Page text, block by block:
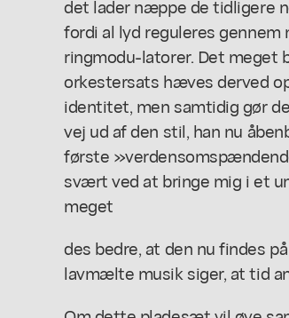
det lader næppe de tidligere
fordi al lyd reguleres
ringmodu-latorer. Det meget
orkestersats hæves derved
identitet, men samtidig gør
vej ud af den stil, han nu
første
svært ved at bringe mig i et
meget
des bedre, at den nu findes
lavmælte musik siger, at tid